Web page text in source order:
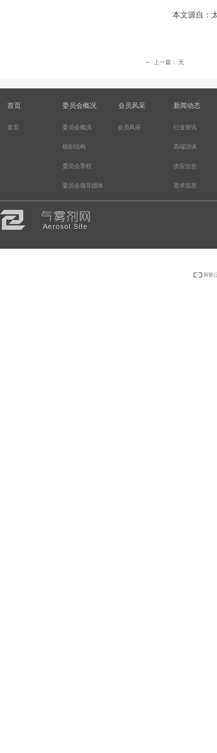
本文源自：
ꂃ 上一篇： 无
委员会概况
组织结构
委员会章程
委员会领导团体
行业资讯
高端访谈
供应信息
需求信息
会员风采
首页
首页 委员会概况 会员风采 新闻动态